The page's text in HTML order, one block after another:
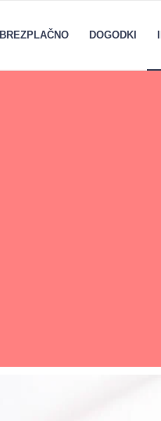
BREZPLAČNO DOGODKI